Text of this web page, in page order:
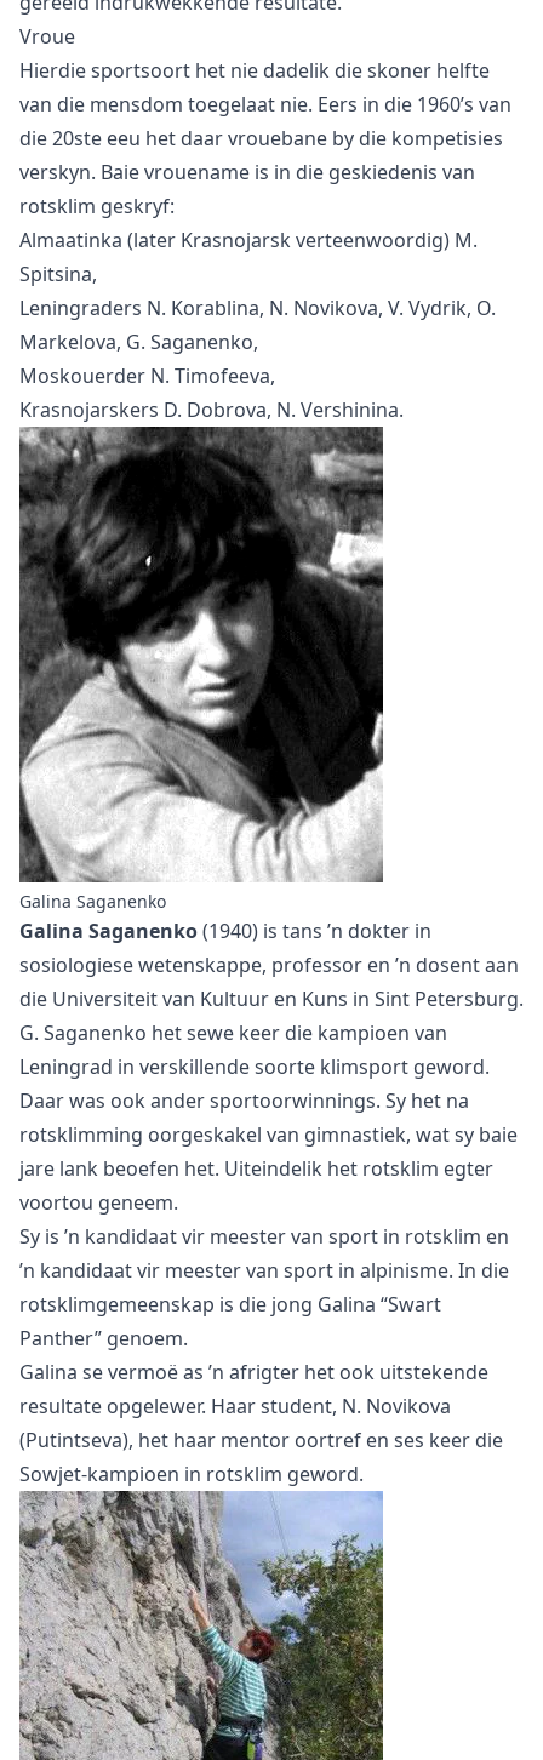
Vroue
Hierdie sportsoort het nie dadelik die skoner helfte
van die mensdom toegelaat nie. Eers in die 1960’s van
die 20ste eeu het daar vrouebane by die kompetisies
verskyn. Baie vrouename is in die geskiedenis van
rotsklim geskryf:
Almaatinka (later Krasnojarsk verteenwoordig) M.
Spitsina,
Leningraders N. Korablina, N. Novikova, V. Vydrik, O.
Markelova, G. Saganenko,
Moskouerder N. Timofeeva,
Krasnojarskers D. Dobrova, N. Vershinina.
Galina Saganenko
Galina Saganenko(1940) is tans ’n dokter in
sosiologiese wetenskappe, professor en ’n dosent aan
die Universiteit van Kultuur en Kuns in Sint Petersburg.
G. Saganenko het sewe keer die kampioen van
Leningrad in verskillende soorte klimsport geword.
Daar was ook ander sportoorwinnings. Sy het na
rotsklimming oorgeskakel van gimnastiek, wat sy baie
jare lank beoefen het. Uiteindelik het rotsklim egter
voortou geneem.
Sy is ’n kandidaat vir meester van sport in rotsklim en
’n kandidaat vir meester van sport in alpinisme. In die
rotsklimgemeenskap is die jong Galina “Swart
Panther” genoem.
Galina se vermoë as ’n afrigter het ook uitstekende
resultate opgelewer. Haar student, N. Novikova
(Putintseva), het haar mentor oortref en ses keer die
Sowjet-kampioen in rotsklim geword.